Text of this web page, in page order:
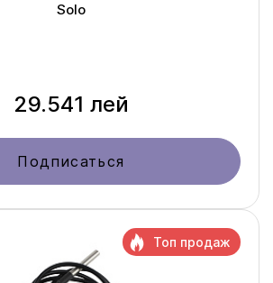
Solo
29.541 лей
Подписаться
Топ продаж